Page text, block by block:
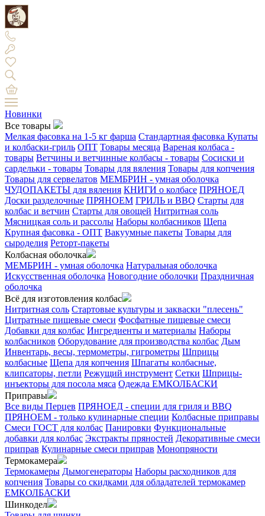
Новинки
Все товары
Мелкая фасовка на 1-5 кг фарша Стандартная фасовка Купаты
и колбаски-гриль ОПТ Товары месяца Вареная колбаса -
товары Ветчины и ветчинные колбасы - товары Сосиски и
сардельки - товары Товары для вяления Товары для копчения
Товары для сервелатов МЕМБРИН - умная оболочка
ЧУДОПАКЕТЫ для вяления КНИГИ о колбасе ПРЯНОЕД
Доски разделочные ПРЯНОЕМ ГРИЛЬ и BBQ Старты для
колбас и ветчин Старты для овощей Нитритная соль
Мясницкая соль и рассолы Наборы колбасников Щепа
Крупная фасовка - ОПТ Вакуумные пакеты Товары для
сыроделия Реторт-пакеты
Колбасная оболочка
МЕМБРИН - умная оболочка Натуральная оболочка
Искусственная оболочка Новогодние оболочки Праздничная
оболочка
Всё для изготовления колбас
Нитритная соль Стартовые культуры и закваски "плесень"
Цитратные пищевые смеси Фосфатные пищевые смеси
Добавки для колбас Ингредиенты и материалы Наборы
колбасников Оборудование для производства колбас Дым
Инвентарь, весы, термометры, гигрометры Шприцы
колбасные Щепа для копчения Шпагаты колбасные,
клипсаторы, петли Режущий инструмент Сетки Шприцы-
инъекторы для посола мяса Одежда ЕМКОЛБАСКИ
Приправы
Все виды Перцев ПРЯНОЕД - специи для гриля и BBQ
ПРЯНОЕМ - только кулинарные специи Колбасные приправы
Смеси ГОСТ для колбас Панировки Функциональные
добавки для колбас Экстракты пряностей Декоративные смеси
приправ Кулинарные смеси приправ Монопряности
Термокамера
Термокамеры Дымогенераторы Наборы расходников для
копчения Товары со скидками для обладателей термокамер
ЕМКОЛБАСКИ
Шинкодел